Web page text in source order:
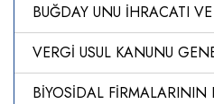
BUĞDAY UNU İHRACATI
BİYOSİDAL FİRMALARININ